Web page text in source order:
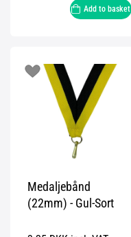
Add to basket
Medaljebånd
(22mm) - Gul-Sort